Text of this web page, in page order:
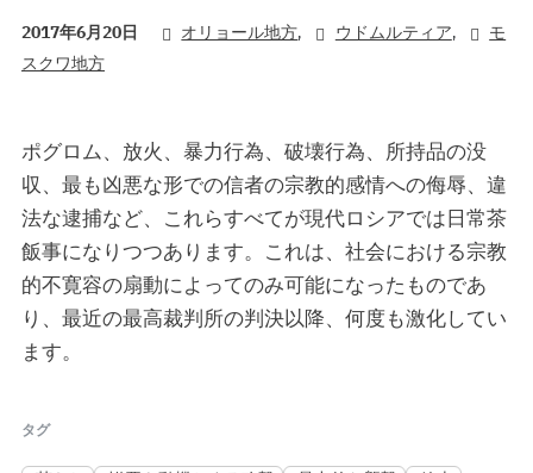
2017年6月20日 オリョール地方, ウドムルティア,
モ
スクワ地方
ポグロム、放火、暴力行為、破壊行為、所持品の没
収、最も凶悪な形での信者の宗教的感情への侮辱、違
法な逮捕など、これらすべてが現代ロシアでは日常茶
飯事になりつつあります。これは、社会における宗教
的不寛容の扇動によってのみ可能になったものであ
り、最近の最高裁判所の判決以降、何度も激化してい
ます。
タグ